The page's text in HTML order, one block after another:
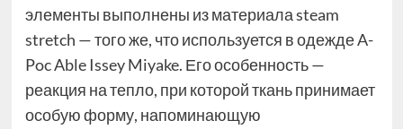
элементы выполнены из материала steam
stretch — того же, что используется в одежде A-
Poc Able Issey Miyake. Его особенность —
реакция на тепло, при которой ткань принимает
особую форму, напоминающую